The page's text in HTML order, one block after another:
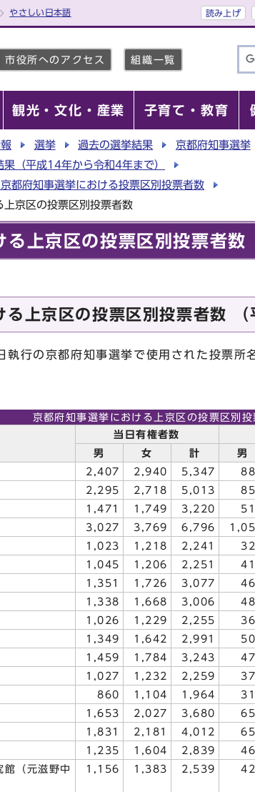
やさしい日本語 読み上げ
市役所へのアクセス 組織一覧
観光・文化・産業 子育て・教育
選挙 過去の選挙結果
京都府知事選挙
（平成14年から令和4年まで）
府知事選挙における投票区別投票者数
京区の投票区別投票者数
る上京区の投票区別投票者数
る上京区の投票区別投票者数
行の京都府知事選挙で使用された投票所
京都府知事選挙における上京区の投票区別投
当日有権者数
男
女 計 男
2,407 2,940 5,347
2,295 2,718 5,013
1,471 1,749 3,220
3,027 3,769 6,796
1,023 1,218 2,241
1,045 1,206 2,251
1,351 1,726 3,077
1,338 1,668 3,006
1,026 1,229 2,255
1,349 1,642 2,991
1,459 1,784 3,243
1,027 1,232 2,259
860 1,104 1,964
1,653 2,027 3,680
1,831 2,181 4,012
1,235 1,604 2,839
館（元滋野中
1,156 1,383 2,539